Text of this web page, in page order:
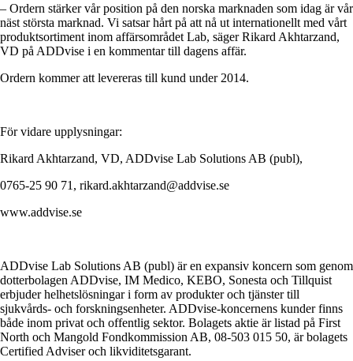
– Ordern stärker vår position på den norska marknaden som idag är vår
näst största marknad. Vi satsar hårt på att nå ut internationellt med vårt
produktsortiment inom affärsområdet Lab, säger Rikard Akhtarzand,
VD på ADDvise i en kommentar till dagens affär.
Ordern kommer att levereras till kund under 2014.
För vidare upplysningar:
Rikard Akhtarzand, VD, ADDvise Lab Solutions AB (publ),
0765-25 90 71, rikard.akhtarzand@addvise.se
www.addvise.se
ADDvise Lab Solutions AB (publ) är en expansiv koncern som genom
dotterbolagen ADDvise, IM Medico, KEBO, Sonesta och Tillquist
erbjuder helhetslösningar i form av produkter och tjänster till
sjukvårds- och forskningsenheter. ADDvise-koncernens kunder finns
både inom privat och offentlig sektor. Bolagets aktie är listad på First
North och Mangold Fondkommission AB, 08-503 015 50, är bolagets
Certified Adviser och likviditetsgarant.